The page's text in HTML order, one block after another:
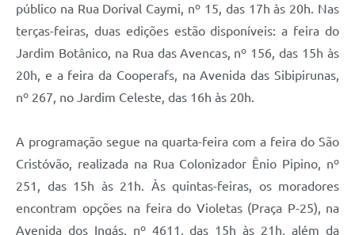
público na Rua Dorival Caymi, nº 15, das 17h às 20h. Nas
terças-feiras, duas edições estão disponíveis: a feira do
Jardim Botânico, na Rua das Avencas, nº 156, das 15h às
20h, e a feira da Cooperafs, na Avenida das Sibipirunas,
nº 267, no Jardim Celeste, das 16h às 20h.
A programação segue na quarta-feira com a feira do São
Cristóvão, realizada na Rua Colonizador Ênio Pipino, nº
251, das 15h às 21h. Às quintas-feiras, os moradores
encontram opções na feira do Violetas (Praça P-25), na
Avenida dos Ingás, nº 4611, das 15h às 21h, além da